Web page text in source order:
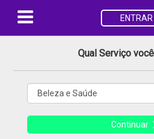
ENTRAR
Qual Serviço
Continuar